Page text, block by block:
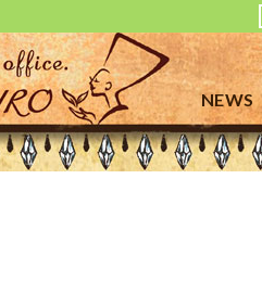
NEWS